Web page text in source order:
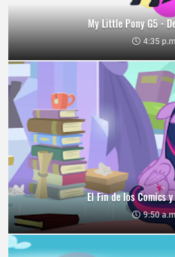
My Little Pony G5 -
4:35
El Fin de los Comics
9:50